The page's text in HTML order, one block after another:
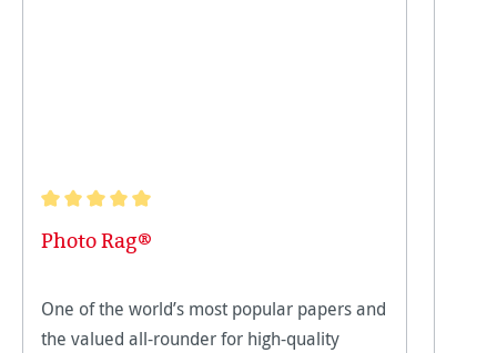
Photo Rag®
One of the world’s most popular papers and
the valued all-rounder for high-quality